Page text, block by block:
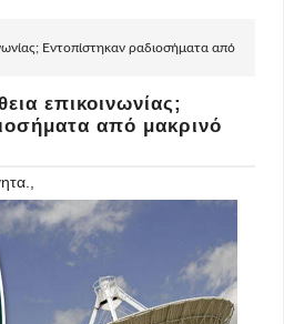
Εντοπίστηκαν ραδιοσήματα από
επικοινωνίας;
από μακρινό